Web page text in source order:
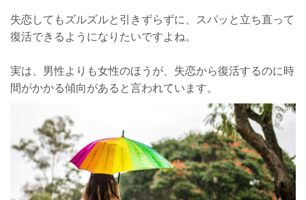
失恋してもズルズルと引きずらずに、スパッと立ち直って
復活できるようになりたいですよね。
実は、男性よりも女性のほうが、失恋から復活するのに時
間がかかる傾向があると言われています。